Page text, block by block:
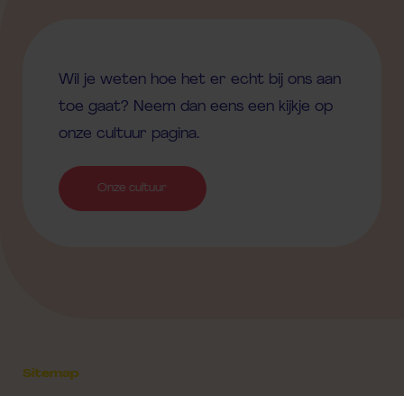
Wil je weten hoe het er echt bij ons aan
toe gaat? Neem dan eens een kijkje op
onze cultuur pagina.
Onze cultuur
Sitemap